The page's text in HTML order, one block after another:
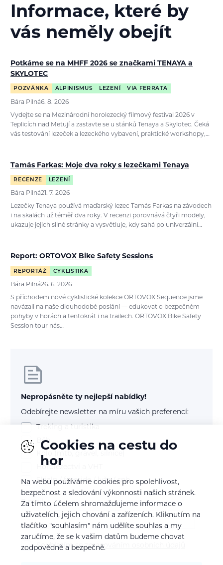
Informace, které by
vás neměly obejít
Potkáme se na MHFF 2026 se značkami TENAYA a
SKYLOTEC
POZVÁNKA ALPINISMUS LEZENÍ VIA FERRATA
Bára Pilná6. 8. 2026
Vydejte se na Mezinárodní horolezecký filmový festival 2026 v
Teplicích nad Metují a zastavte se u stánků Tenaya a Skylotec. Čeká
vás testování lezeček a lezeckého vybavení, praktické workshopy,…
Tamás Farkas: Moje dva roky s lezečkami Tenaya
RECENZE LEZENÍ
Bára Pilná21. 7. 2026
Lezečky Tenaya používá maďarský lezec Tamás Farkas na závodech
i na skalách už téměř dva roky. V recenzi porovnává čtyři modely,
ukazuje jejich silné stránky a vysvětluje, kdy sahá po univerzální…
Report: ORTOVOX Bike Safety Sessions
REPORTÁŽ CYKLISTIKA
Bára Pilná26. 6. 2026
S příchodem nové cyklistické kolekce ORTOVOX Sequence jsme
navázali na naše dlouhodobé poslání — edukovat o bezpečném
pohyby v horách a tentokrát i na trailech. ORTOVOX Bike Safety
Session tour nás…
Nepropásněte ty nejlepší nabídky!
Odebírejte newsletter na míru vašich preferencí:
Běh
Kolo (mtb, gravel, silnice)
Horolezectví a VHT
Skialp / freeride / lyže / snb
E-mail
Souhlasím sezpracováním osobních údajů
Cookies na cestu do
hor
Na webu používáme cookies pro spolehlivost,
bezpečnost a sledování výkonnosti našich stránek.
Za tímto účelem shromažďujeme informace o
uživatelích, jejich chování a zařízeních. Kliknutím na
tlačítko "souhlasím" nám udělíte souhlas a my
zaručíme, že se k vašim datům budeme chovat
zodpovědně a bezpečně.